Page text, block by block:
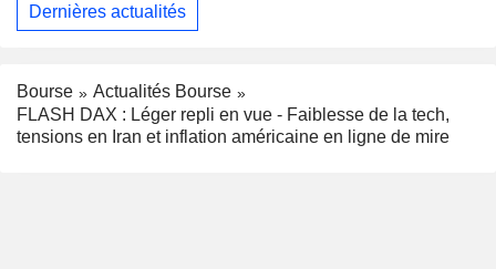
Dernières actualités
Bourse
Actualités Bourse
FLASH DAX : Léger repli en vue - Faiblesse de la tech,
tensions en Iran et inflation américaine en ligne de mire